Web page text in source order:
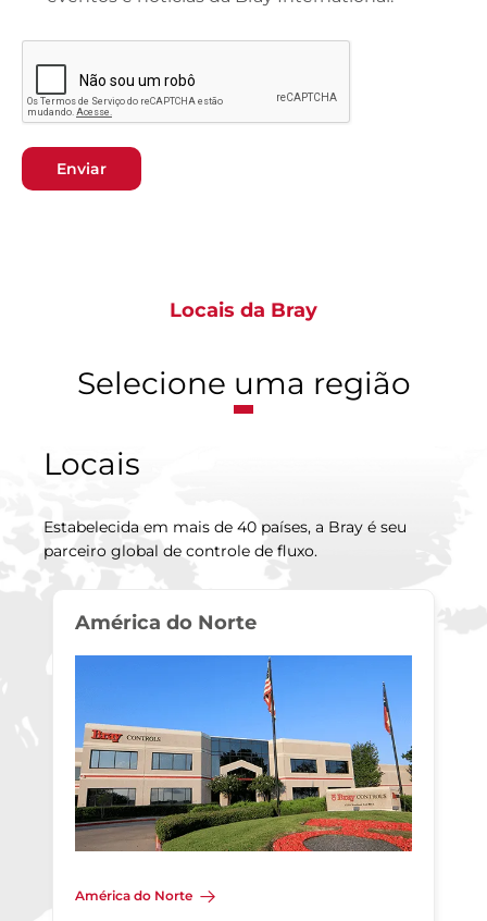
Enviar
Locais da Bray
Selecione uma região
Locais
Estabelecida em mais de 40 países, a Bray é seu
parceiro global de controle de fluxo.
América do Norte
América do Norte